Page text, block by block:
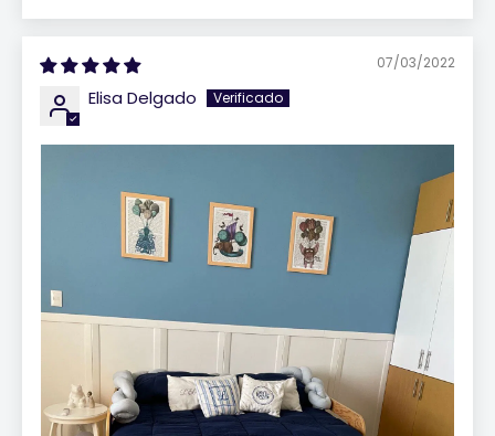
07/03/2022
Elisa Delgado